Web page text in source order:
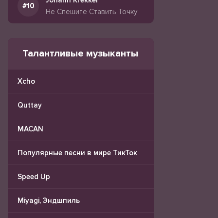
Не Спешите Ставить Точку
Талантливые музыканты
Xcho
Quttay
MACAN
Популярные песни в мире ТикТок
Speed Up
Miyagi, Эндшпиль